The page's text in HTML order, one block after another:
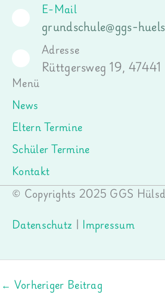
E-Mail
grundschule@ggs-
Adresse
Rüttgersweg 19,
Menü
News
Eltern Termine
Schüler Termine
Kontakt
© Copyrights 2025 GGS
Datenschutz | Impressum
← Vorheriger Beitrag